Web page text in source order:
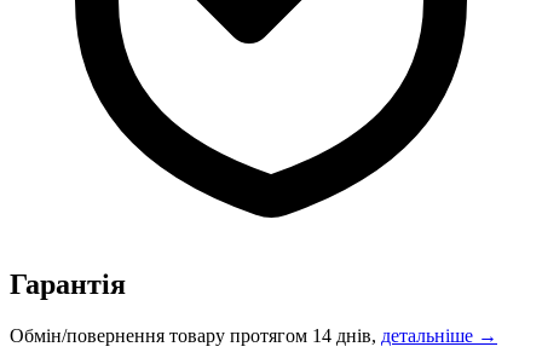
Гарантія
Обмін/повернення товару протягом 14 днів, детальніше →